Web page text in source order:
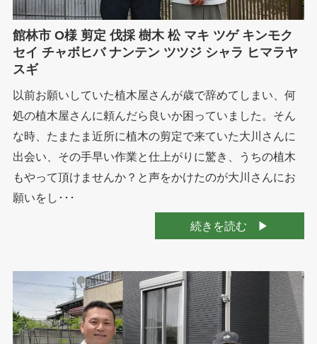
館林市 O様 剪定 伐採 樹木 松 マキ ツゲ キンモク
セイ チャボヒバ ナンテン ツツジ シャラ ヒマラヤ
スギ
以前お願いしていた植木屋さんが歳で辞めてしまい、何
処の植木屋さんに頼んだら良いか困っていました。そん
な時、たまたま近所に植木の剪定で来ていた大川さんに
出会い、その手早い作業と仕上がりに驚き、うちの植木
もやって頂けませんか？と声をかけたのが大川さんにお
願いをし･･･
続きを読む